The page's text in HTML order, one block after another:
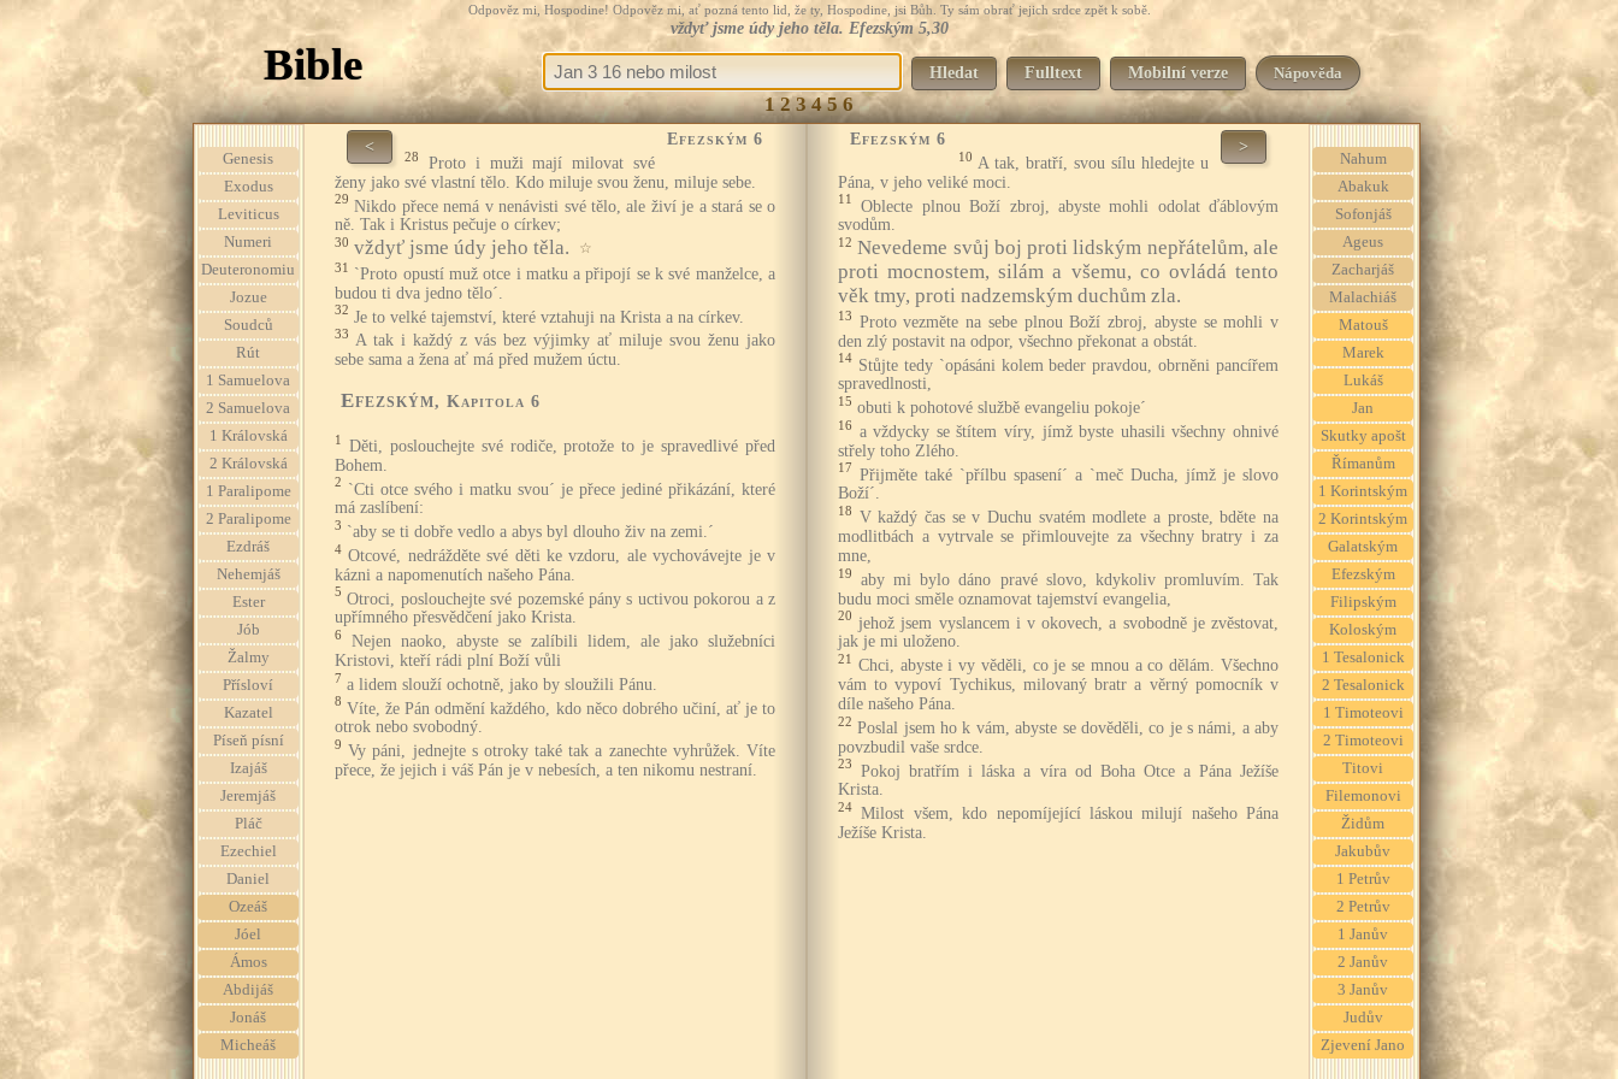
Odpověz mi, Hospodine! Odpověz mi, ať pozná tento lid, že ty, Hospodine, jsi Bůh. Ty sám obrať jejich srdce zpět k sobě.
vždyť jsme údy jeho těla. Efezským 5,30
Bible Hledat Fulltext Mobilní verze Nápověda
1 2 3 4 5 6
Genesis
Exodus
Leviticus
Numeri
Deuteronomiu
Jozue
Soudců
Rút
1 Samuelova
2 Samuelova
1 Královská
2 Královská
1 Paralipome
2 Paralipome
Ezdráš
Nehemjáš
Ester
Jób
Žalmy
Přísloví
Kazatel
Píseň písní
Izajáš
Jeremjáš
Pláč
Ezechiel
Daniel
Ozeáš
Jóel
Ámos
Abdijáš
Jonáš
Micheáš
< Efezským 6
28
Proto i muži mají milovat své
ženy jako své vlastní tělo. Kdo miluje svou ženu, miluje sebe.
29 Nikdo přece nemá v nenávisti své tělo, ale živí je a stará se o
ně. Tak i Kristus pečuje o církev;
30 vždyť jsme údy jeho těla. ☆
31 `Proto opustí muž otce i matku a připojí se k své manželce, a
budou ti dva jedno tělo´.
32 Je to velké tajemství, které vztahuji na Krista a na církev.
33 A tak i každý z vás bez výjimky ať miluje svou ženu jako
sebe sama a žena ať má před mužem úctu.
Efezským, Kapitola 6
1
Děti, poslouchejte své rodiče, protože to je spravedlivé před
Bohem.
2 `Cti otce svého i matku svou´ je přece jediné přikázání, které
má zaslíbení:
3 `aby se ti dobře vedlo a abys byl dlouho živ na zemi.´
4 Otcové, nedrážděte své děti ke vzdoru, ale vychovávejte je v
kázni a napomenutích našeho Pána.
5 Otroci, poslouchejte své pozemské pány s uctivou pokorou a z
upřímného přesvědčení jako Krista.
6
Nejen naoko, abyste se zalíbili lidem, ale jako služebníci
Kristovi, kteří rádi plní Boží vůli
7 a lidem slouží ochotně, jako by sloužili Pánu.
8 Víte, že Pán odmění každého, kdo něco dobrého učiní, ať je to
otrok nebo svobodný.
9 Vy páni, jednejte s otroky také tak a zanechte vyhrůžek. Víte
přece, že jejich i váš Pán je v nebesích, a ten nikomu nestraní.
Efezským 6 >
10 A tak, bratří, svou sílu hledejte u
Pána, v jeho veliké moci.
11
Oblecte plnou Boží zbroj, abyste mohli odolat ďáblovým
svodům.
12 Nevedeme svůj boj proti lidským nepřátelům, ale
proti mocnostem, silám a všemu, co ovládá tento
věk tmy, proti nadzemským duchům zla.
13 Proto vezměte na sebe plnou Boží zbroj, abyste se mohli v
den zlý postavit na odpor, všechno překonat a obstát.
14 Stůjte tedy `opásáni kolem beder pravdou, obrněni pancířem
spravedlnosti,
15 obuti k pohotové službě evangeliu pokoje´
16 a vždycky se štítem víry, jímž byste uhasili všechny ohnivé
střely toho Zlého.
17 Přijměte také `přílbu spasení´ a `meč Ducha, jímž je slovo
Boží´.
18 V každý čas se v Duchu svatém modlete a proste, bděte na
modlitbách a vytrvale se přimlouvejte za všechny bratry i za
mne,
19
aby mi bylo dáno pravé slovo, kdykoliv promluvím. Tak
budu moci směle oznamovat tajemství evangelia,
20 jehož jsem vyslancem i v okovech, a svobodně je zvěstovat,
jak je mi uloženo.
21
Chci, abyste i vy věděli, co je se mnou a co dělám. Všechno
vám to vypoví Tychikus, milovaný bratr a věrný pomocník v
díle našeho Pána.
22 Poslal jsem ho k vám, abyste se dověděli, co je s námi, a aby
povzbudil vaše srdce.
23
Pokoj bratřím i láska a víra od Boha Otce a Pána Ježíše
Krista.
24
Milost všem, kdo nepomíjející láskou milují našeho Pána
Ježíše Krista.
Nahum
Abakuk
Sofonjáš
Ageus
Zacharjáš
Malachiáš
Matouš
Marek
Lukáš
Jan
Skutky apošt
Římanům
1 Korintským
2 Korintským
Galatským
Efezským
Filipským
Koloským
1 Tesalonick
2 Tesalonick
1 Timoteovi
2 Timoteovi
Titovi
Filemonovi
Židům
Jakubův
1 Petrův
2 Petrův
1 Janův
2 Janův
3 Janův
Judův
Zjevení Jano